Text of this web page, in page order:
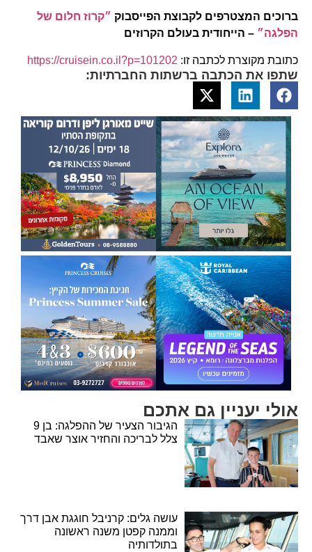
ברוכים המצטרפים לקבוצת הפייסבוק ״קרוז חלום של
הפלגה״ – הייחודית בעולם הקרוזים
כתובת מקוצרת לכתבה זו: https://cruisein.co.il?p=101202
שתפו את הכתבה ברשתות החברתיות:
אולי יעניין גם אתכם
הגיבור הצעיר של ההפלגה: בן 9
צלל לבריכה והחזיר אוצר שאבד
עושה גלים: קרניבל חוגגת אבן דרך
וממנה קפטן משנה ראשונה
בתולדותיה